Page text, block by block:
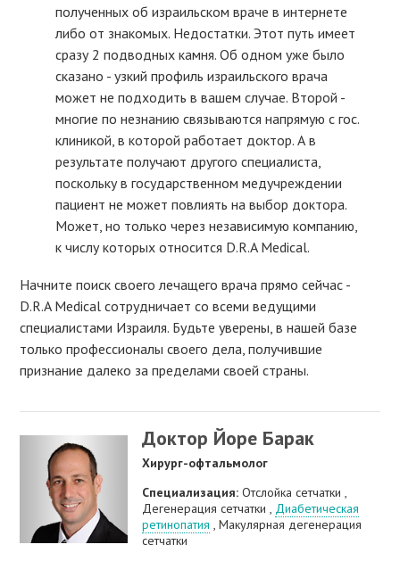
полученных об израильском враче в интернете
либо от знакомых. Недостатки. Этот путь имеет
сразу 2 подводных камня. Об одном уже было
сказано - узкий профиль израильского врача
может не подходить в вашем случае. Второй -
многие по незнанию связываются напрямую с гос.
клиникой, в которой работает доктор. А в
результате получают другого специалиста,
поскольку в государственном медучреждении
пациент не может повлиять на выбор доктора.
Может, но только через независимую компанию,
к числу которых относится D.R.A Medical.
Начните поиск своего лечащего врача прямо сейчас -
D.R.A Medical сотрудничает со всеми ведущими
специалистами Израиля. Будьте уверены, в нашей базе
только профессионалы своего дела, получившие
признание далеко за пределами своей страны.
Доктор Йоре Барак
Хирург-офтальмолог
Специализация:Отслойка сетчатки ,
Дегенерация сетчатки , Диабетическая
ретинопатия , Макулярная дегенерация
сетчатки